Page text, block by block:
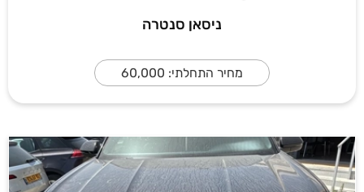
ניסאן סנטרה
מחיר התחלתי: 60,000